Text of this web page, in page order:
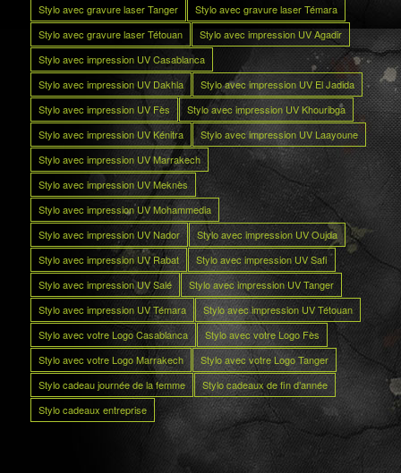
Stylo avec gravure laser Tanger
Stylo avec gravure laser Témara
Stylo avec gravure laser Tétouan
Stylo avec impression UV Agadir
Stylo avec impression UV Casablanca
Stylo avec impression UV Dakhla
Stylo avec impression UV El Jadida
Stylo avec impression UV Fès
Stylo avec impression UV Khouribga
Stylo avec impression UV Kénitra
Stylo avec impression UV Laayoune
Stylo avec impression UV Marrakech
Stylo avec impression UV Meknès
Stylo avec impression UV Mohammedia
Stylo avec impression UV Nador
Stylo avec impression UV Oujda
Stylo avec impression UV Rabat
Stylo avec impression UV Safi
Stylo avec impression UV Salé
Stylo avec impression UV Tanger
Stylo avec impression UV Témara
Stylo avec impression UV Tétouan
Stylo avec votre Logo Casablanca
Stylo avec votre Logo Fès
Stylo avec votre Logo Marrakech
Stylo avec votre Logo Tanger
Stylo cadeau journée de la femme
Stylo cadeaux de fin d’année
Stylo cadeaux entreprise